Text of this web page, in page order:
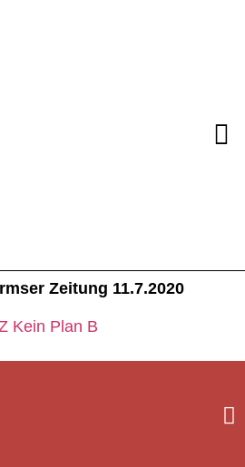
Zeitung 11.7.2020
Kein Plan B